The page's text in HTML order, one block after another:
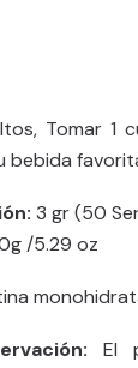
Tomar 1
bebida
3 gr (50
/5.29 oz
El